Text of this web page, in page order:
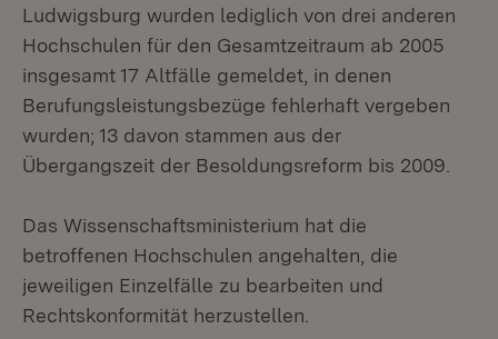
Ludwigsburg wurden lediglich von drei anderen
Hochschulen für den Gesamtzeitraum ab 2005
insgesamt 17 Altfälle gemeldet, in denen
Berufungsleistungsbezüge fehlerhaft vergeben
wurden; 13 davon stammen aus der
Übergangszeit der Besoldungsreform bis 2009.
Das Wissenschaftsministerium hat die
betroffenen Hochschulen angehalten, die
jeweiligen Einzelfälle zu bearbeiten und
Rechtskonformität herzustellen.